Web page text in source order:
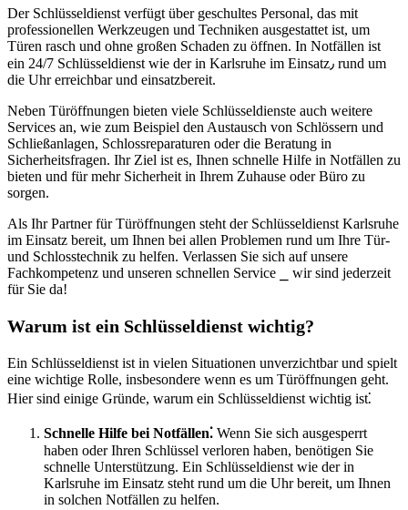
Der Schlüsseldienst verfügt über geschultes Personal, das mit
professionellen Werkzeugen und Techniken ausgestattet ist, um
Türen rasch und ohne großen Schaden zu öffnen.​ In Notfällen ist
ein 24/7 Schlüsseldienst wie der in Karlsruhe im Einsatz٫ rund um
die Uhr erreichbar und einsatzbereit.​
Neben Türöffnungen bieten viele Schlüsseldienste auch weitere
Services an, wie zum Beispiel den Austausch von Schlössern und
Schließanlagen, Schlossreparaturen oder die Beratung in
Sicherheitsfragen. Ihr Ziel ist es, Ihnen schnelle Hilfe in Notfällen zu
bieten und für mehr Sicherheit in Ihrem Zuhause oder Büro zu
sorgen.​
Als Ihr Partner für Türöffnungen steht der Schlüsseldienst Karlsruhe
im Einsatz bereit, um Ihnen bei allen Problemen rund um Ihre Tür-
und Schlosstechnik zu helfen.​ Verlassen Sie sich auf unsere
Fachkompetenz und unseren schnellen Service ⎯ wir sind jederzeit
für Sie da!​
Warum ist ein Schlüsseldienst wichtig?
Ein Schlüsseldienst ist in vielen Situationen unverzichtbar und spielt
eine wichtige Rolle, insbesondere wenn es um Türöffnungen geht.​
Hier sind einige Gründe, warum ein Schlüsseldienst wichtig ist⁚
Schnelle Hilfe bei Notfällen⁚ Wenn Sie sich ausgesperrt
haben oder Ihren Schlüssel verloren haben, benötigen Sie
schnelle Unterstützung.​ Ein Schlüsseldienst wie der in
Karlsruhe im Einsatz steht rund um die Uhr bereit, um Ihnen
in solchen Notfällen zu helfen.​